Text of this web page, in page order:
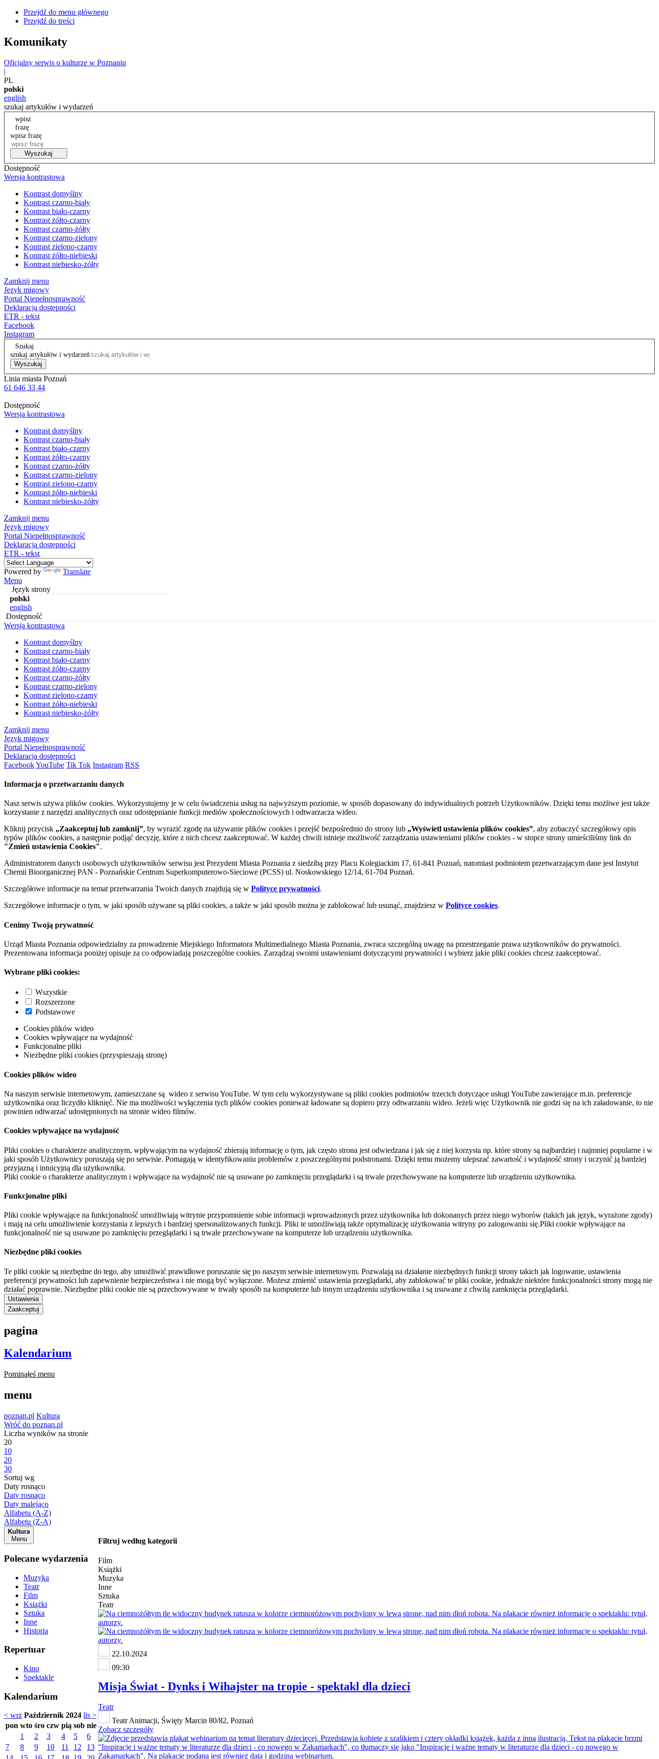
Przejdź do menu głównego
Przejdź do treści
Komunikaty
Oficjalny serwis o kulturze w Poznaniu
|
PL
polski
english
szukaj artykułów i wydarzeń
wpisz
frazę
wpisz frazę
Wyszukaj
Dostępność
Wersja kontrastowa
Kontrast domyślny
Kontrast czarno-biały
Kontrast biało-czarny
Kontrast żółto-czarny
Kontrast czarno-żółty
Kontrast czarno-zielony
Kontrast zielono-czarny
Kontrast żółto-niebieski
Kontrast niebiesko-żółty
Zamknij menu
Język migowy
Portal Niepełnosprawność
Deklaracja dostępności
ETR - tekst
Facebook
Instagram
Szukaj
szukaj artykułów i wydarzeń
Wyszukaj
Linia miasta Poznań
61 646 33 44
Dostępność
Wersja kontrastowa
Kontrast domyślny
Kontrast czarno-biały
Kontrast biało-czarny
Kontrast żółto-czarny
Kontrast czarno-żółty
Kontrast czarno-zielony
Kontrast zielono-czarny
Kontrast żółto-niebieski
Kontrast niebiesko-żółty
Zamknij menu
Język migowy
Portal Niepełnosprawność
Deklaracja dostępności
ETR - tekst
Powered by
Translate
Menu
Język strony
polski
english
Dostępność
Wersja kontrastowa
Kontrast domyślny
Kontrast czarno-biały
Kontrast biało-czarny
Kontrast żółto-czarny
Kontrast czarno-żółty
Kontrast czarno-zielony
Kontrast zielono-czarny
Kontrast żółto-niebieski
Kontrast niebiesko-żółty
Zamknij menu
Język migowy
Portal Niepełnosprawność
Deklaracja dostępności
FacebookYouTube Tik Tok Instagram RSS
Informacja o przetwarzaniu danych
Nasz serwis używa plików cookies. Wykorzystujemy je w celu świadczenia usług na najwyższym poziomie, w sposób dopasowany do indywidualnych potrzeb Użytkowników. Dzięki temu możliwe jest także
korzystanie z narzędzi analitycznych oraz udostępnianie funkcji mediów społecznościowych i odtwarzacza wideo.
Kliknij przycisk „Zaakceptuj lub zamknij”, by wyrazić zgodę na używanie plików cookies i przejść bezpośrednio do strony lub „Wyświetl ustawienia plików cookies”, aby zobaczyć szczegółowy opis
typów plików cookies, a następnie podjąć decyzję, które z nich chcesz zaakceptować. W każdej chwili istnieje możliwość zarządzania ustawieniami plików cookies - w stopce strony umieściliśmy link do
"Zmień ustawienia Cookies".
Administratorem danych osobowych użytkowników serwisu jest Prezydent Miasta Poznania z siedzibą przy Placu Kolegiackim 17, 61-841 Poznań, natomiast podmiotem przetwarzającym dane jest Instytut
Chemii Bioorganicznej PAN - Poznańskie Centrum Superkomputerowo-Sieciowe (PCSS) ul. Noskowskiego 12/14, 61-704 Poznań.
Szczegółowe informacje na temat przetwarzania Twoich danych znajdują się w Polityce prywatności.
Szczegółowe informacje o tym, w jaki sposób używane są pliki cookies, a także w jaki sposób można je zablokować lub usunąć, znajdziesz w Polityce cookies.
Cenimy Twoją prywatność
Urząd Miasta Poznania odpowiedzialny za prowadzenie Miejskiego Informatora Multimedialnego Miasta Poznania, zwraca szczególną uwagę na przestrzeganie prawa użytkowników do prywatności.
Prezentowana informacja poniżej opisuje za co odpowiadają poszczególne cookies. Zarządzaj swoimi ustawieniami dotyczącymi prywatności i wybierz jakie pliki cookies chcesz zaakceptować.
Wybrane pliki cookies:
Wszystkie
Rozszerzone
Podstawowe
Cookies plików wideo
Cookies wpływające na wydajność
Funkcjonalne pliki
Niezbędne pliki cookies (przyspieszają stronę)
Cookies plików wideo
Na naszym serwisie internetowym, zamieszczane są wideo z serwisu YouTube. W tym celu wykorzystywane są pliki cookies podmiotów trzecich dotyczące usługi YouTube zawierające m.in. preferencje
użytkownika oraz liczydło kliknięć. Nie ma możliwości wyłączenia tych plików cookies ponieważ ładowane są dopiero przy odtwarzaniu wideo. Jeżeli więc Użytkownik nie godzi się na ich załadowanie, to nie
powinien odtwarzać udostępnionych na stronie wideo filmów.
Cookies wpływające na wydajność
Pliki cookies o charakterze analitycznym, wpływającym na wydajność zbierają informację o tym, jak często strona jest odwiedzana i jak się z niej korzysta np. które strony są najbardziej i najmniej popularne i w
jaki sposób Użytkownicy poruszają się po serwisie. Pomagają w identyfikowaniu problemów z poszczególnymi podstronami. Dzięki temu możemy ulepszać zawartość i wydajność strony i uczynić ją bardziej
przyjazną i intuicyjną dla użytkownika.
Pliki cookie o charakterze analitycznym i wpływające na wydajność nie są usuwane po zamknięciu przeglądarki i są trwale przechowywane na komputerze lub urządzeniu użytkownika.
Funkcjonalne pliki
Pliki cookie wpływające na funkcjonalność umożliwiają witrynie przypomnienie sobie informacji wprowadzonych przez użytkownika lub dokonanych przez niego wyborów (takich jak język, wyrażone zgody)
i mają na celu umożliwienie korzystania z lepszych i bardziej spersonalizowanych funkcji. Pliki te umożliwiają także optymalizację użytkowania witryny po zalogowaniu się.Pliki cookie wpływające na
funkcjonalność nie są usuwane po zamknięciu przeglądarki i są trwale przechowywane na komputerze lub urządzeniu użytkownika.
Niezbędne pliki cookies
Te pliki cookie są niezbędne do tego, aby umożliwić prawidłowe poruszanie się po naszym serwisie internetowym. Pozwalają na działanie niezbędnych funkcji strony takich jak logowanie, ustawienia
preferencji prywatności lub zapewnienie bezpieczeństwa i nie mogą być wyłączone. Możesz zmienić ustawienia przeglądarki, aby zablokować te pliki cookie, jednakże niektóre funkcjonalności strony mogą nie
działać poprawnie. Niezbędne pliki cookie nie są przechowywane w trwały sposób na komputerze lub innym urządzeniu użytkownika i są usuwane z chwilą zamknięcia przeglądarki.
Ustawienia
Zaakceptuj
pagina
Kalendarium
Pominąłeś menu
menu
poznan.pl Kultura
Wróć do poznan.pl
Liczba wyników na stronie
20
10
20
30
Sortuj wg
Daty rosnąco
Daty rosnąco
Daty malejąco
Alfabetu (A-Z)
Alfabetu (Z-A)
Kultura
Menu
Polecane wydarzenia
Muzyka
Teatr
Film
Książki
Sztuka
Inne
Historia
Repertuar
Kino
Spektakle
Kalendarium
< wrz Październik 2024 lis >
pon wto śro czw pią sob nie
1
2 3 4 5
6
7
8 9 10 11 12
13
Filtruj według kategorii
Film
Książki
Muzyka
Inne
Sztuka
Teatr
22.10.2024
09:30
Misja Świat - Dynks i Wihajster na tropie - spektakl dla dzieci
Teatr
Teatr Animacji, Święty Marcin 80/82, Poznań
Zobacz szczegóły